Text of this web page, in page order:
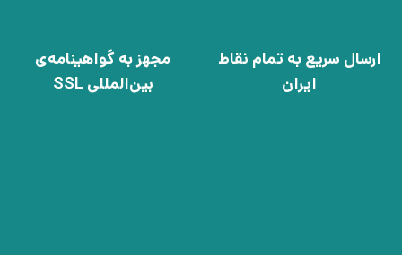
ارسال سریع به تمام نقاط
ایران
مجهز به گواهینامه‌ی
بین‌المللی SSL